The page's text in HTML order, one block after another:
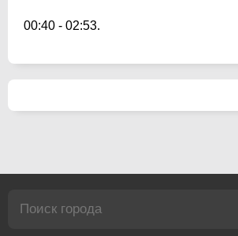
00:40 - 02:53.